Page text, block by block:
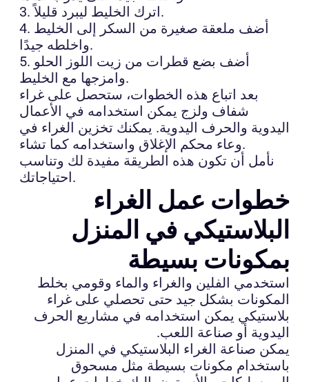
3. اترك الخليط ليبرد قليلاً.
4. أضف ملعقة صغيرة من السكر إلى الخليط
واخلطه جيدًا.
5. أضف بضع قطرات من زيت اللوز الحلو
وامزجها مع الخليط.
بعد اتباع هذه الخطوات، ستحصل على غراء
شفاف ولزج يمكن استخدامه في الأعمال
اليدوية والحرف اليدوية. يمكنك تخزين الغراء في
وعاء محكم الإغلاق واستخدامه كما تشاء.
نأمل أن تكون هذه الطريقة مفيدة لك وتناسب
احتياجاتك.
خطوات عمل الغراء
البلاستيكي في المنزل
بمكونات بسيطة
استخدمي الفلين والغراء والماء وقومي بخلط
المكونات بشكل جيد حتى تحصلي على غراء
بلاستيكي يمكن استخدامه في مشاريع الحرف
اليدوية أو صناعة اللعب.
يمكن صناعة الغراء البلاستيكي في المنزل
باستخدام مكونات بسيطة مثل مسحوق